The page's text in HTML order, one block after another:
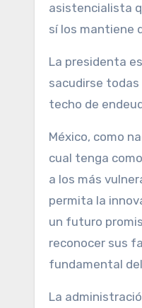
asistencialista
sí los mantiene
La presidenta
sacudirse todas
techo de
México, como
cual tenga
a los más
permita la
un futuro
reconocer sus
fundamental
La